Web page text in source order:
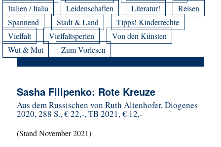
Italien / Italia
Leidenschaften Literatur!
Reisen
Spannend
Stadt & Land
Tipps! Kinderrechte
Vielfalt
Vielfaltsperlen
Von den Künsten
Wut & Mut
Zum Vorlesen
Sasha Filipenko: Rote Kreuze
Aus dem Russischen von Ruth Altenhofer, Diogenes
2020, 288 S., € 22,-, TB 2021, € 12,-
(Stand November 2021)